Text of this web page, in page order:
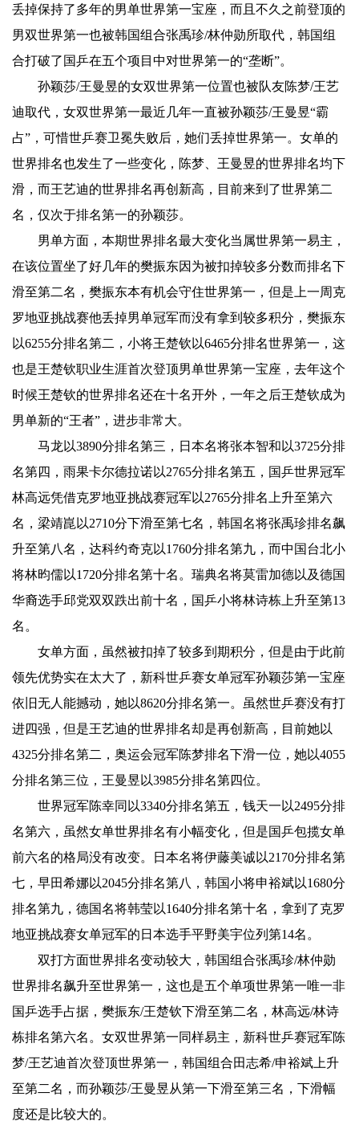
丢掉保持了多年的男单世界第一宝座，而且不久之前登顶的
男双世界第一也被韩国组合张禹珍/林仲勋所取代，韩国组
合打破了国乒在五个项目中对世界第一的“垄断”。
孙颖莎/王曼昱的女双世界第一位置也被队友陈梦/王艺
迪取代，女双世界第一最近几年一直被孙颖莎/王曼昱“霸
占”，可惜世乒赛卫冕失败后，她们丢掉世界第一。女单的
世界排名也发生了一些变化，陈梦、王曼昱的世界排名均下
滑，而王艺迪的世界排名再创新高，目前来到了世界第二
名，仅次于排名第一的孙颖莎。
男单方面，本期世界排名最大变化当属世界第一易主，
在该位置坐了好几年的樊振东因为被扣掉较多分数而排名下
滑至第二名，樊振东本有机会守住世界第一，但是上一周克
罗地亚挑战赛他丢掉男单冠军而没有拿到较多积分，樊振东
以6255分排名第二，小将王楚钦以6465分排名世界第一，这
也是王楚钦职业生涯首次登顶男单世界第一宝座，去年这个
时候王楚钦的世界排名还在十名开外，一年之后王楚钦成为
男单新的“王者”，进步非常大。
马龙以3890分排名第三，日本名将张本智和以3725分排
名第四，雨果卡尔德拉诺以2765分排名第五，国乒世界冠军
林高远凭借克罗地亚挑战赛冠军以2765分排名上升至第六
名，梁靖崑以2710分下滑至第七名，韩国名将张禹珍排名飙
升至第八名，达科约奇克以1760分排名第九，而中国台北小
将林昀儒以1720分排名第十名。瑞典名将莫雷加德以及德国
华裔选手邱党双双跌出前十名，国乒小将林诗栋上升至第13
名。
女单方面，虽然被扣掉了较多到期积分，但是由于此前
领先优势实在太大了，新科世乒赛女单冠军孙颖莎第一宝座
依旧无人能撼动，她以8620分排名第一。虽然世乒赛没有打
进四强，但是王艺迪的世界排名却是再创新高，目前她以
4325分排名第二，奥运会冠军陈梦排名下滑一位，她以4055
分排名第三位，王曼昱以3985分排名第四位。
世界冠军陈幸同以3340分排名第五，钱天一以2495分排
名第六，虽然女单世界排名有小幅变化，但是国乒包揽女单
前六名的格局没有改变。日本名将伊藤美诚以2170分排名第
七，早田希娜以2045分排名第八，韩国小将申裕斌以1680分
排名第九，德国名将韩莹以1640分排名第十名，拿到了克罗
地亚挑战赛女单冠军的日本选手平野美宇位列第14名。
双打方面世界排名变动较大，韩国组合张禹珍/林仲勋
世界排名飙升至世界第一，这也是五个单项世界第一唯一非
国乒选手占据，樊振东/王楚钦下滑至第二名，林高远/林诗
栋排名第六名。女双世界第一同样易主，新科世乒赛冠军陈
梦/王艺迪首次登顶世界第一，韩国组合田志希/申裕斌上升
至第二名，而孙颖莎/王曼昱从第一下滑至第三名，下滑幅
度还是比较大的。